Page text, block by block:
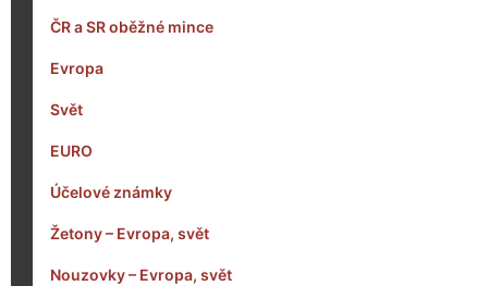
ČR a SR oběžné mince
Evropa
Svět
EURO
Účelové známky
Žetony – Evropa, svět
Nouzovky – Evropa, svět